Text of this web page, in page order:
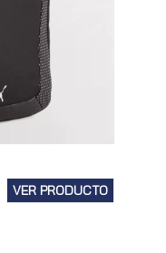
VER PRODUCTO